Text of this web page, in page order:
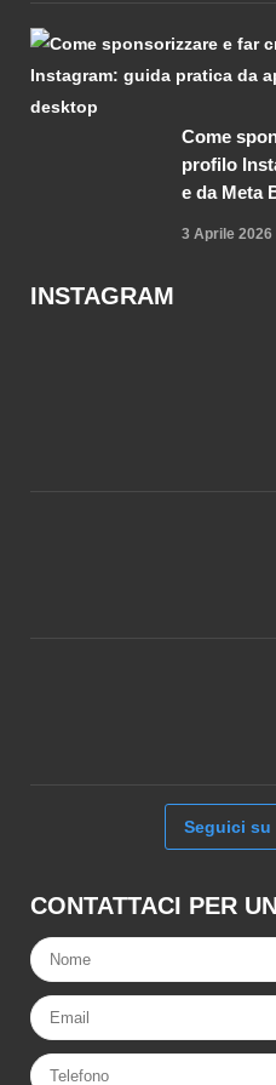
Come
profilo
e da Meta
3 Aprile 2026
INSTAGRAM
Seguici su
CONTATTACI PER